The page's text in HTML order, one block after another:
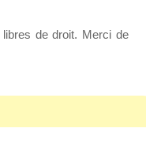
de droit. Merci de